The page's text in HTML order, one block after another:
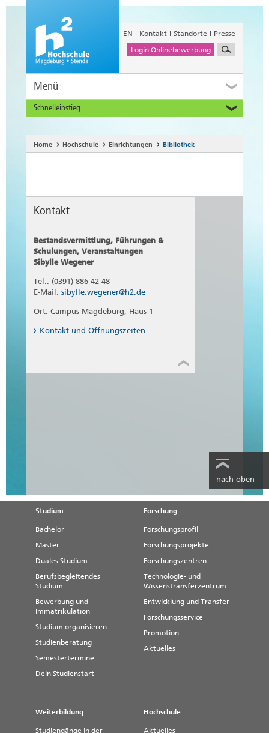
EN Kontakt Standorte
Presse
Login Onlinebewerbung
Menü
Schnelleinstieg
Alumni
Unternehmen und Institutionen
International
Home Hochschule Einrichtungen Bibliothek
Kontakt
Bestandsvermittlung, Führungen &
Schulungen, Veranstaltungen
Sibylle Wegener
Tel.: (0391) 886 42 48
E-Mail: sibylle.wegener@h2.de
Ort: Campus Magdeburg, Haus 1
Kontakt und Öffnungszeiten
nach oben
Studium
Bachelor
Master
Duales Studium
Berufsbegleitendes
Studium
Bewerbung und
Immatrikulation
Studium organisieren
Studienberatung
Semestertermine
Dein Studienstart
Forschung
Forschungsprofil
Forschungsprojekte
Forschungszentren
Technologie- und
Wissenstransferzentrum
Entwicklung und Transfer
Forschungsservice
Promotion
Aktuelles
Weiterbildung
Studiengänge in der
Hochschule
Aktuelles